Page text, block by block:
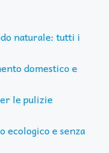
naturale: tutti i
domestico e
le pulizie
ecologico e senza